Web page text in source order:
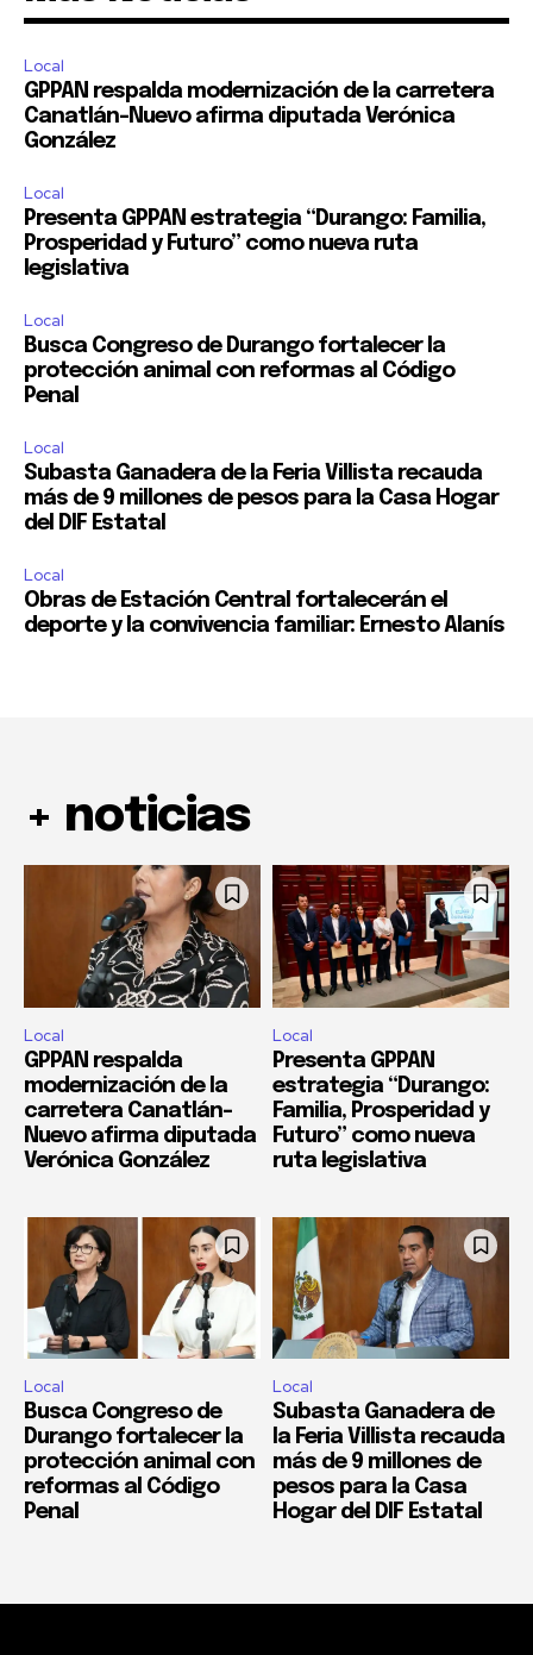
Local
GPPAN respalda modernización de la carretera
Canatlán–Nuevo afirma diputada Verónica
González
Local
Presenta GPPAN estrategia “Durango: Familia,
Prosperidad y Futuro” como nueva ruta
legislativa
Local
Busca Congreso de Durango fortalecer la
protección animal con reformas al Código
Penal
Local
Subasta Ganadera de la Feria Villista recauda
más de 9 millones de pesos para la Casa Hogar
del DIF Estatal
Local
Obras de Estación Central fortalecerán el
deporte y la convivencia familiar: Ernesto Alanís
+ noticias
Local
GPPAN respalda
modernización de la
carretera Canatlán–
Nuevo afirma diputada
Verónica González
Local
Presenta GPPAN
estrategia “Durango:
Familia, Prosperidad y
Futuro” como nueva
ruta legislativa
Local
Busca Congreso de
Durango fortalecer la
protección animal con
reformas al Código
Penal
Local
Subasta Ganadera de
la Feria Villista recauda
más de 9 millones de
pesos para la Casa
Hogar del DIF Estatal